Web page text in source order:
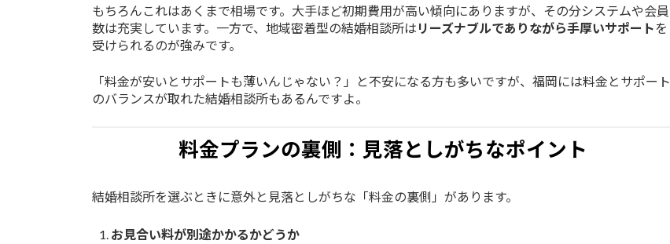
もちろんこれはあくまで相場です。大手ほど初期費用が高い傾向にありますが、その分システムや会員
数は充実しています。一方で、地域密着型の結婚相談所は リーズナブルでありながら手厚いサポートを
受けられるのが強みです。
「料金が安いとサポートも薄いんじゃない？」と不安になる方も多いですが、福岡には料金とサポート
のバランスが取れた結婚相談所もあるんですよ。
料金プランの裏側：見落としがちなポイント
結婚相談所を選ぶときに意外と見落としがちな「料金の裏側」があります。
お見合い料が別途かかるかどうか